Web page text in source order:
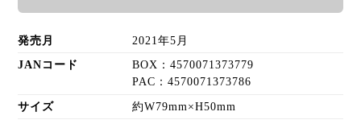
発売月 2021年5月
JANコード
BOX：4570071373779
PAC：4570071373786
サイズ 約W79mm×H50mm